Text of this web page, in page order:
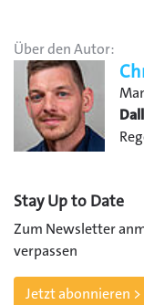
Über den Autor:
Stay Up to Date
Zum Newsletter
verpassen
Jetzt abonnieren >